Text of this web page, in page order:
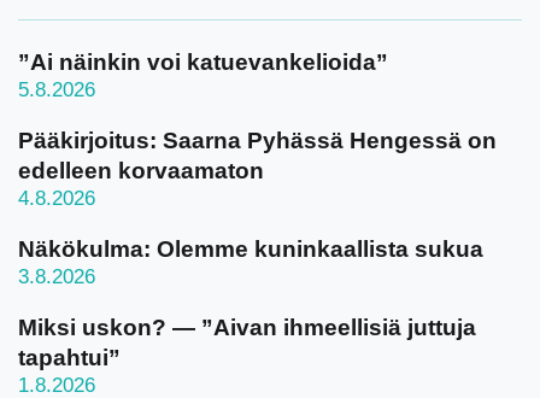
”Ai näinkin voi katuevankelioida”
5.8.2026
Pääkirjoitus: Saarna Pyhässä Hengessä on
edelleen korvaamaton
4.8.2026
Näkökulma: Olemme kuninkaallista sukua
3.8.2026
Miksi uskon? — ”Aivan ihmeellisiä juttuja
tapahtui”
1.8.2026